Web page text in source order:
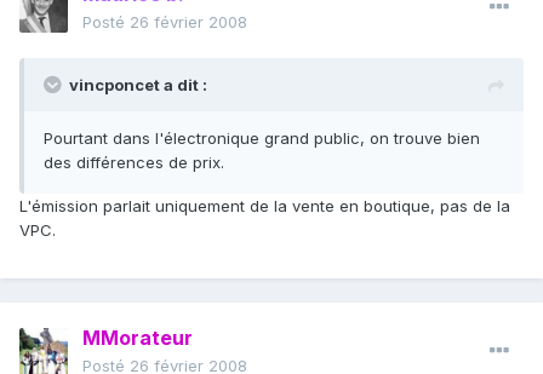
Posté 26 février 2008
vincponcet a dit :
Pourtant dans l'électronique grand public, on trouve bien
des différences de prix.
L'émission parlait uniquement de la vente en boutique, pas de la
VPC.
MMorateur
Posté 26 février 2008